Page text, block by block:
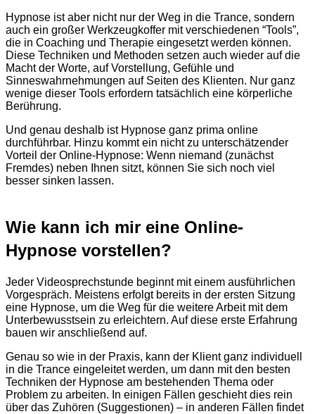
Hypnose ist aber nicht nur der Weg in die Trance, sondern
auch ein großer Werkzeugkoffer mit verschiedenen “Tools”,
die in Coaching und Therapie eingesetzt werden können.
Diese Techniken und Methoden setzen auch wieder auf die
Macht der Worte, auf Vorstellung, Gefühle und
Sinneswahrnehmungen auf Seiten des Klienten. Nur ganz
wenige dieser Tools erfordern tatsächlich eine körperliche
Berührung.
Und genau deshalb ist Hypnose ganz prima online
durchführbar. Hinzu kommt ein nicht zu unterschätzender
Vorteil der Online-Hypnose: Wenn niemand (zunächst
Fremdes) neben Ihnen sitzt, können Sie sich noch viel
besser sinken lassen.
Wie kann ich mir eine Online-
Hypnose vorstellen?
Jeder Videosprechstunde beginnt mit einem ausführlichen
Vorgespräch. Meistens erfolgt bereits in der ersten Sitzung
eine Hypnose, um die Weg für die weitere Arbeit mit dem
Unterbewusstsein zu erleichtern. Auf diese erste Erfahrung
bauen wir anschließend auf.
Genau so wie in der Praxis, kann der Klient ganz individuell
in die Trance eingeleitet werden, um dann mit den besten
Techniken der Hypnose am bestehenden Thema oder
Problem zu arbeiten. In einigen Fällen geschieht dies rein
über das Zuhören (Suggestionen) – in anderen Fällen findet